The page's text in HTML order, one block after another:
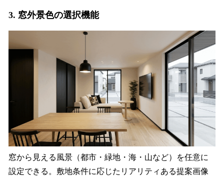
3. 窓外景色の選択機能
窓から見える風景（都市・緑地・海・山など）を任意に
設定できる。敷地条件に応じたリアリティある提案画像